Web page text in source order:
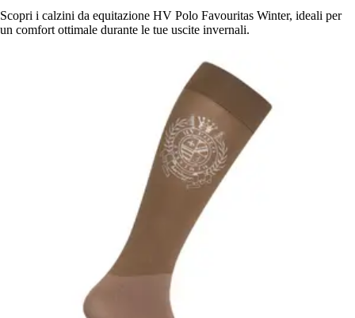
Scopri i calzini da equitazione HV Polo Favouritas Winter, ideali per
un comfort ottimale durante le tue uscite invernali.